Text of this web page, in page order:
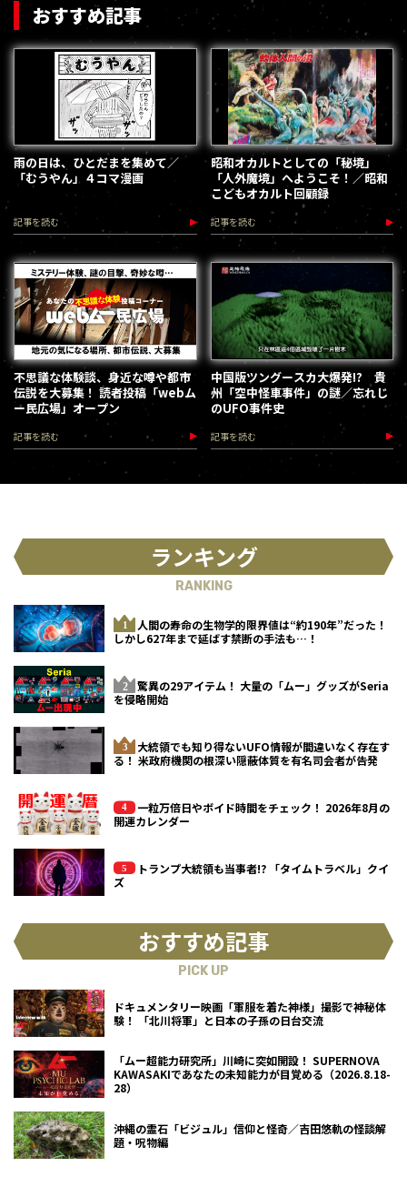
おすすめ記事
雨の日は、ひとだまを集めて／
「むうやん」４コマ漫画
記事を読む
昭和オカルトとしての「秘境」
「人外魔境」へようこそ！／昭和
こどもオカルト回顧録
記事を読む
不思議な体験談、身近な噂や都市
伝説を大募集！ 読者投稿「webム
ー民広場」オープン
記事を読む
中国版ツングースカ大爆発!? 貴
州「空中怪車事件」の謎／忘れじ
のUFO事件史
記事を読む
ランキング
RANKING
人間の寿命の生物学的限界値は“約190年”だった！
しかし627年まで延ばす禁断の手法も…！
驚異の29アイテム！ 大量の「ムー」グッズがSeria
を侵略開始
大統領でも知り得ないUFO情報が間違いなく存在す
る！ 米政府機関の根深い隠蔽体質を有名司会者が告発
一粒万倍日やボイド時間をチェック！ 2026年8月の
開運カレンダー
トランプ大統領も当事者!? 「タイムトラベル」クイ
ズ
おすすめ記事
PICK UP
ドキュメンタリー映画「軍服を着た神様」撮影で神秘体
験！ 「北川将軍」と日本の子孫の日台交流
「ムー超能力研究所」川崎に突如開設！ SUPERNOVA
KAWASAKIであなたの未知能力が目覚める（2026.8.18-
28）
沖縄の霊石「ビジュル」信仰と怪奇／吉田悠軌の怪談解
題・呪物編